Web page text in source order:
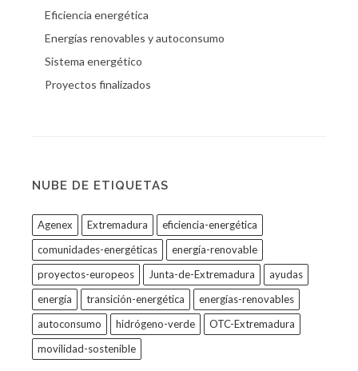
Eficiencia energética
Energías renovables y autoconsumo
Sistema energético
Proyectos finalizados
NUBE DE ETIQUETAS
Agenex Extremadura
eficiencia-energética
comunidades-energéticas
energía-renovable
proyectos-europeos
Junta-de-Extremadura
ayudas
energía
transición-energética
energías-renovables
autoconsumo
hidrógeno-verde
OTC-Extremadura
movilidad-sostenible